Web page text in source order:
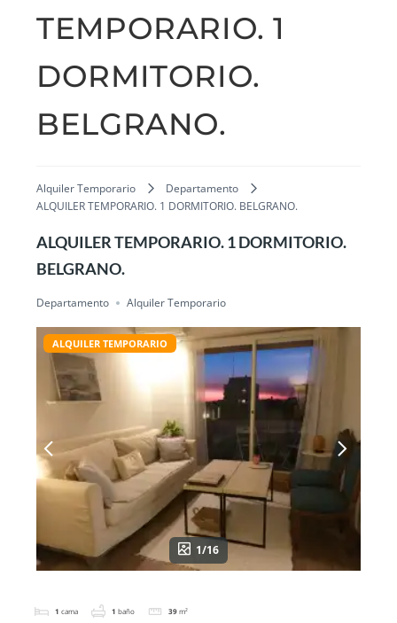
TEMPORARIO. 1
DORMITORIO.
BELGRANO.
Alquiler Temporario
Departamento
ALQUILER TEMPORARIO. 1 DORMITORIO. BELGRANO.
ALQUILER TEMPORARIO. 1 DORMITORIO.
BELGRANO.
Departamento Alquiler Temporario
ALQUILER TEMPORARIO
1/16
1 cama 1 baño 39 m²